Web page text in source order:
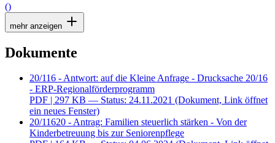
()
mehr anzeigen
Dokumente
20/116 - Antwort: auf die Kleine Anfrage - Drucksache 20/16
- ERP-Regionalförderprogramm
PDF | 297 KB — Status: 24.11.2021 (Dokument, Link öffnet
ein neues Fenster)
20/11620 - Antrag: Familien steuerlich stärken - Von der
Kinderbetreuung bis zur Seniorenpflege